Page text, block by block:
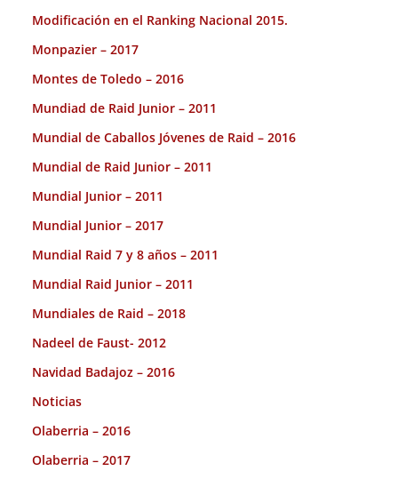
Modificación en el Ranking Nacional 2015.
Monpazier – 2017
Montes de Toledo – 2016
Mundiad de Raid Junior – 2011
Mundial de Caballos Jóvenes de Raid – 2016
Mundial de Raid Junior – 2011
Mundial Junior – 2011
Mundial Junior – 2017
Mundial Raid 7 y 8 años – 2011
Mundial Raid Junior – 2011
Mundiales de Raid – 2018
Nadeel de Faust- 2012
Navidad Badajoz – 2016
Noticias
Olaberria – 2016
Olaberria – 2017